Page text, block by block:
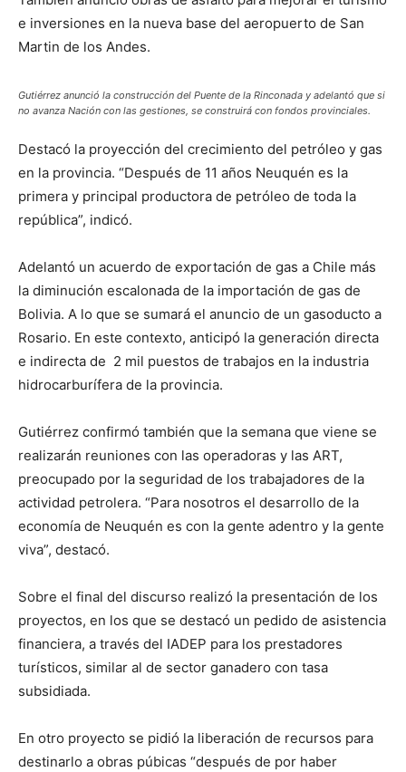
e inversiones en la nueva base del aeropuerto de San
Martin de los Andes.
Gutiérrez anunció la construcción del Puente de la Rinconada y adelantó que si
no avanza Nación con las gestiones, se construirá con fondos provinciales.
Destacó la proyección del crecimiento del petróleo y gas
en la provincia. “Después de 11 años Neuquén es la
primera y principal productora de petróleo de toda la
república”, indicó.
Adelantó un acuerdo de exportación de gas a Chile más
la diminución escalonada de la importación de gas de
Bolivia. A lo que se sumará el anuncio de un gasoducto a
Rosario. En este contexto, anticipó la generación directa
e indirecta de 2 mil puestos de trabajos en la industria
hidrocarburífera de la provincia.
Gutiérrez confirmó también que la semana que viene se
realizarán reuniones con las operadoras y las ART,
preocupado por la seguridad de los trabajadores de la
actividad petrolera. “Para nosotros el desarrollo de la
economía de Neuquén es con la gente adentro y la gente
viva”, destacó.
Sobre el final del discurso realizó la presentación de los
proyectos, en los que se destacó un pedido de asistencia
financiera, a través del IADEP para los prestadores
turísticos, similar al de sector ganadero con tasa
subsidiada.
En otro proyecto se pidió la liberación de recursos para
destinarlo a obras púbicas “después de por haber